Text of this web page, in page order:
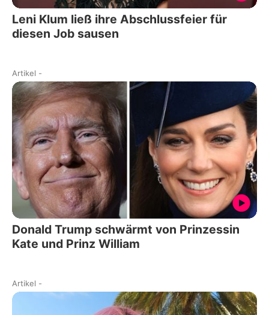
Leni Klum ließ ihre Abschlussfeier für
diesen Job sausen
Artikel -
Donald Trump schwärmt von Prinzessin
Kate und Prinz William
Artikel -